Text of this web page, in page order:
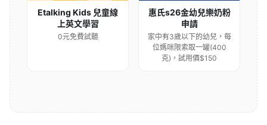
Etalking Kids 兒童線
上英文學習
0元免費試聽
惠氏s26金幼兒樂奶粉
申請
家中有3歲以下的幼兒，每
位媽咪限索取一罐(400
克)，試用價$150